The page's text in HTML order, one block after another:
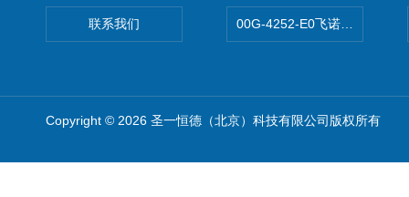
联系我们 00G-4252-E0飞诺美Luna
Copyright © 2026 圣一恒德（北京）科技有限公司版权所有